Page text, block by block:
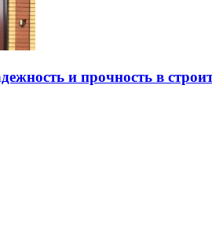
и прочность в